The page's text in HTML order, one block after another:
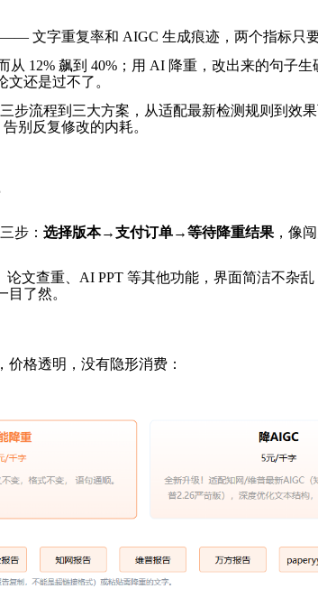
文字重复率和 AIGC 生成痕迹，两个指标只
12% 飙到 40%；用 AI 降重，改出来的句子
还是过不了。
步流程到三大方案，从适配最新检测规则到
别反复修改的内耗。
步： 选择版本→支付订单→等待降重结果 ，像
文查重、AI PPT 等其他功能，界面简洁不杂
了然。
格透明，没有隐形消费：